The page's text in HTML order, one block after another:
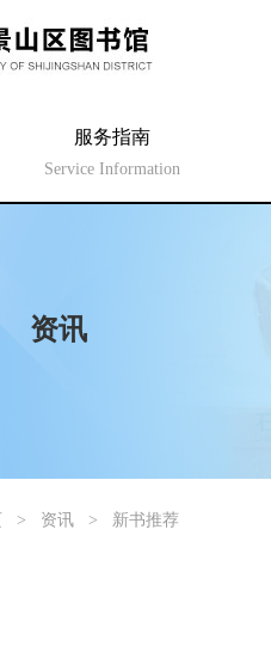
服务指南
Service Information
资讯
> 资讯 > 新书推荐